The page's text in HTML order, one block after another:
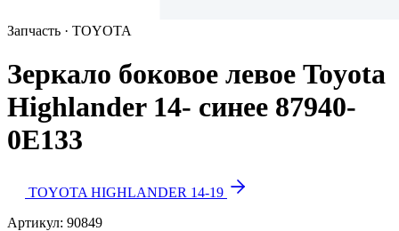
Запчасть · TOYOTA
Зеркало боковое левое Toyota
Highlander 14- синее 87940-
0E133
TOYOTA HIGHLANDER 14-19
Артикул: 90849